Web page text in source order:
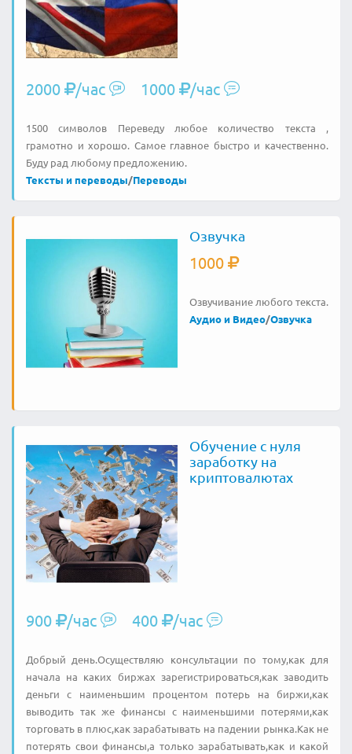
2000 /час 1000 /час
1500 символов Переведу любое количество текста ,
грамотно и хорошо. Самое главное быстро и качественно.
Буду рад любому предложению.
Тексты и переводы/Переводы
Озвучка
1000
Озвучивание любого текста.
Аудио и Видео/Озвучка
Обучение с нуля
заработку на
криптовалютах
900 /час 400 /час
Добрый день.Осуществляю консультации по тому,как для
начала на каких биржах зарегистрироваться,как заводить
деньги с наименьшим процентом потерь на биржи,как
выводить так же финансы с наименьшими потерями,как
торговать в плюс,как зарабатывать на падении рынка.Как не
потерять свои финансы,а только зарабатывать,как и какой